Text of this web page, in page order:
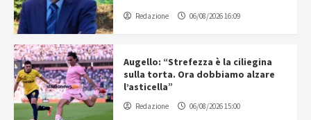
Redazione 06/08/2026 16:09
Augello: “Strefezza è la ciliegina
sulla torta. Ora dobbiamo alzare
l’asticella”
Redazione 06/08/2026 15:00